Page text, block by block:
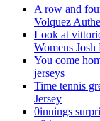
A row and
Volquez
Look at
Womens Josh
You come
jerseys
Time tennis
Jersey
0innings